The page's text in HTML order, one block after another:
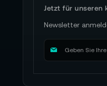
Jetzt für unseren
Newsletter
M
d